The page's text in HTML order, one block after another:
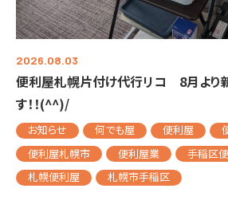
2026.08.03
便利屋札幌片付け代行リコ 8月より
す！！(^^)/
お知らせ 何でも屋 便利屋
便利屋札幌市
便利屋業
手稲区
札幌便利屋
札幌市手稲区